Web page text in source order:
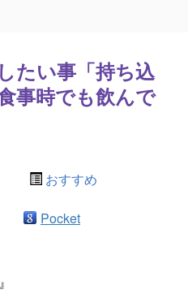
たい事「持ち込
事時でも飲んで
おすすめ
Pocket